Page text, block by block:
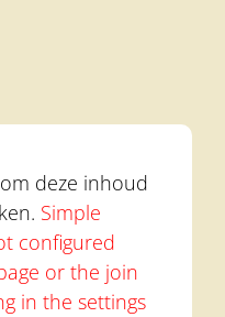
deze inhoud
Simple
configured
or the join
in the settings